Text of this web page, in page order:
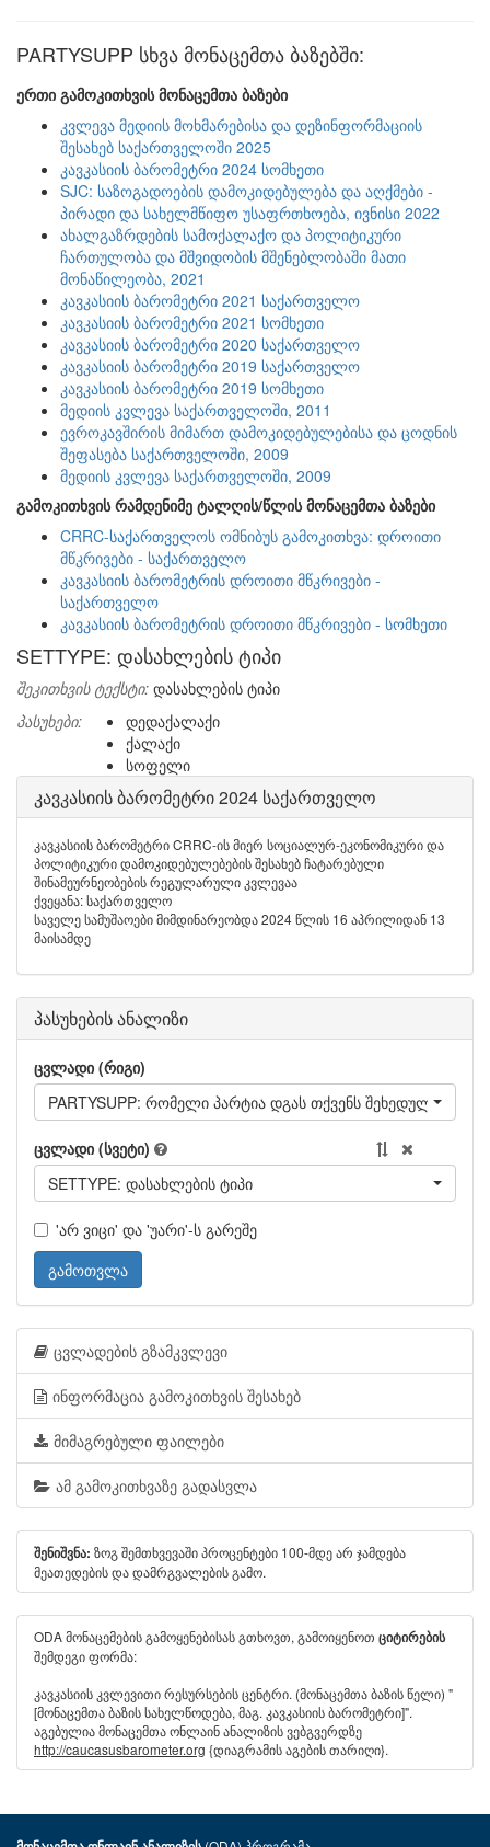
PARTYSUPP სხვა მონაცემთა ბაზებში:
ერთი გამოკითხვის მონაცემთა ბაზები
კვლევა მედიის მოხმარებისა და დეზინფორმაციის
შესახებ საქართველოში 2025
კავკასიის ბარომეტრი 2024 სომხეთი
SJC: საზოგადოების დამოკიდებულება და აღქმები -
პირადი და სახელმწიფო უსაფრთხოება, ივნისი 2022
ახალგაზრდების სამოქალაქო და პოლიტიკური
ჩართულობა და მშვიდობის მშენებლობაში მათი
მონაწილეობა, 2021
კავკასიის ბარომეტრი 2021 საქართველო
კავკასიის ბარომეტრი 2021 სომხეთი
კავკასიის ბარომეტრი 2020 საქართველო
კავკასიის ბარომეტრი 2019 საქართველო
კავკასიის ბარომეტრი 2019 სომხეთი
მედიის კვლევა საქართველოში, 2011
ევროკავშირის მიმართ დამოკიდებულებისა და ცოდნის
შეფასება საქართველოში, 2009
მედიის კვლევა საქართველოში, 2009
გამოკითხვის რამდენიმე ტალღის/წლის მონაცემთა ბაზები
CRRC-საქართველოს ომნიბუს გამოკითხვა: დროითი
მწკრივები - საქართველო
კავკასიის ბარომეტრის დროითი მწკრივები -
საქართველო
კავკასიის ბარომეტრის დროითი მწკრივები - სომხეთი
SETTYPE: დასახლების ტიპი
შეკითხვის ტექსტი: დასახლების ტიპი
პასუხები:
დედაქალაქი
ქალაქი
სოფელი
კავკასიის ბარომეტრი 2024 საქართველო
კავკასიის ბარომეტრი CRRC-ის მიერ სოციალურ-ეკონომიკური და
პოლიტიკური დამოკიდებულებების შესახებ ჩატარებული
შინამეურნეობების რეგულარული კვლევაა
ქვეყანა: საქართველო
საველე სამუშაოები მიმდინარეობდა 2024 წლის 16 აპრილიდან 13
მაისამდე
პასუხების ანალიზი
ცვლადი (რიგი)
PARTYSUPP: რომელი პარტია დგას თქვენს
ცვლადი (სვეტი)
SETTYPE: დასახლების ტიპი
'არ ვიცი' და 'უარი'-ს გარეშე
გამოთვლა
ცვლადების გზამკვლევი
ინფორმაცია გამოკითხვის შესახებ
მიმაგრებული ფაილები
ამ გამოკითხვაზე გადასვლა
შენიშვნა: ზოგ შემთხვევაში პროცენტები 100-მდე არ ჯამდება
მეათედების და დამრგვალების გამო.
ODA მონაცემების გამოყენებისას გთხოვთ, გამოიყენოთ ციტირების
შემდეგი ფორმა:
კავკასიის კვლევითი რესურსების ცენტრი. (მონაცემთა ბაზის წელი) "
[მონაცემთა ბაზის სახელწოდება, მაგ. კავკასიის ბარომეტრი]".
აგებულია მონაცემთა ონლაინ ანალიზის ვებგვერდზე
http://caucasusbarometer.org {დიაგრამის აგების თარიღი}.